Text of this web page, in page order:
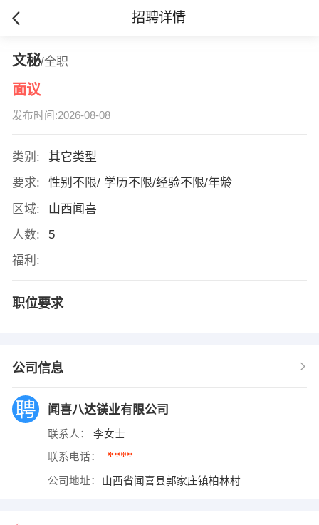
招聘详情
文秘/全职
面议
发布时间:2026-08-08
类别:
其它类型
要求:
性别不限/ 学历不限/经验不限/年龄
区域:
山西闻喜
人数:
5
福利:
职位要求
公司信息
闻喜八达镁业有限公司
联系人： 李女士
联系电话： ****
公司地址： 山西省闻喜县郭家庄镇柏林村